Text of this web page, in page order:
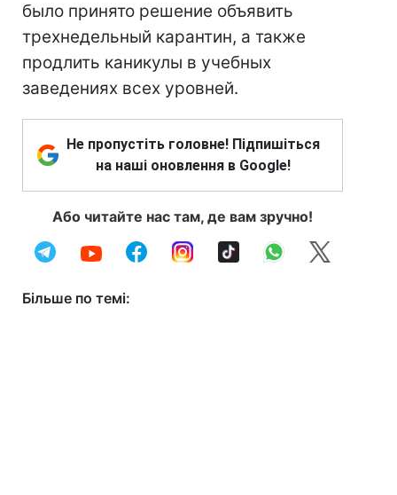
было принято решение объявить
трехнедельный карантин, а также
продлить каникулы в учебных
заведениях всех уровней.
Не пропустіть головне! Підпишіться
на наші оновлення в Google!
Або читайте нас там, де вам зручно!
Більше по темі: